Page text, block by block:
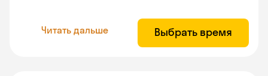
Читать дальше Выбрать время